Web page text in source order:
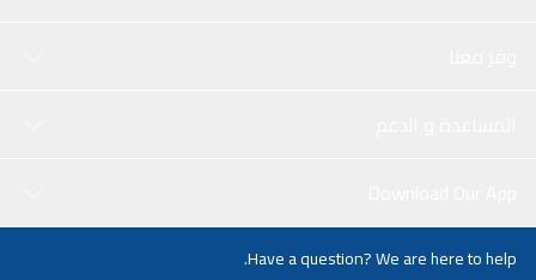
Have a question? We are here to help.